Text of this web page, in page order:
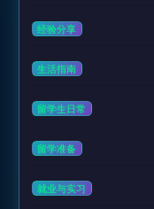
经验分享
生活指南
留学生日常
留学准备
就业与实习